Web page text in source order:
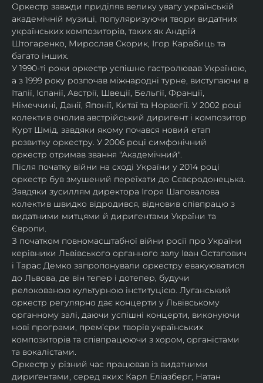
Оркестр завжди приділяв велику увагу українській
академічній музиці, популяризуючи твори видатних
українських композиторів, таких як Андрій
Штогаренко, Мирослав Скорик, Ігор Карабиць та
багато інших.
У 1990-ті роки оркестр успішно гастролював Україною,
а з 1999 року розпочав міжнародні турне, виступаючи в
Італії, Іспанії, Австрії, Швеції, Бельгії, Франції,
Німеччині, Данії, Японії, Китаї та Норвегії. У 2002 році
колектив очолив австрійський диригент і композитор
Курт Шмід, завдяки якому почався новий етап
розвитку оркестру. У 2006 році симфонічний
оркестр отримав звання "Академічний".
Після початку війни на сході України у 2014 році
оркестр був змушений переїхати до Сєвєродонецька.
Завдяки зусиллям директора Ігоря Шаповалова
колектив швидко відродився, відновив співпрацю з
видатними митцями й диригентами України та
Європи.
З початком повномасштабної війни росії про України
керівники Львівського органного залу Іван Остапович
і Тарас Демко запропонували оркестру евакуюватися
до Львова, де він тепер і дотепер, будучи
релокованою культурною інституцією. Луганський
оркестр регулярно дає концерти у Львівському
органному залі, даючи успішні концерти, виконуючи
нові програми, прем’єри творів українських
композиторів та співпрацюючи з хором, органістами
та вокалістами.
Оркестр у різний час працював із видатними
дириґентами, серед яких: Карл Еліазберг, Натан